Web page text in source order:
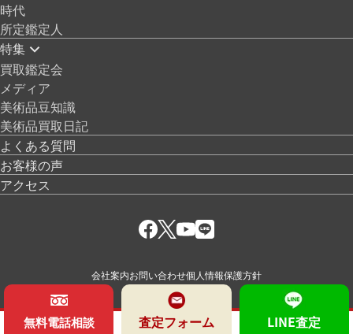
時代
所定鑑定人
特集
買取鑑定会
メディア
美術品豆知識
美術品買取日記
よくある質問
お客様の声
アクセス
会社案内お問い合わせ個人情報保護方針
© 絵画骨董買取プロ
無料電話相談 査定フォーム LINE査定